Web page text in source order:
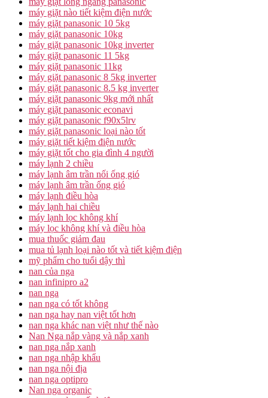
máy giặt nào tiết kiệm điện nước
máy giặt panasonic 10 5kg
máy giặt panasonic 10kg
máy giặt panasonic 10kg inverter
máy giặt panasonic 11 5kg
máy giặt panasonic 11kg
máy giặt panasonic 8 5kg inverter
máy giặt panasonic 8.5 kg inverter
máy giặt panasonic 9kg mới nhất
máy giặt panasonic econavi
máy giặt panasonic f90x5lrv
máy giặt panasonic loại nào tốt
máy giặt tiết kiệm điện nước
máy giặt tốt cho gia đình 4 người
máy lạnh 2 chiều
máy lạnh âm trần nối ống gió
máy lạnh âm trần ống gió
máy lạnh điều hòa
máy lạnh hai chiều
máy lạnh lọc không khí
máy lọc không khí và điều hòa
mua thuốc giảm đau
mua tủ lạnh loại nào tốt và tiết kiệm điện
mỹ phẩm cho tuổi dậy thì
nan của nga
nan infinipro a2
nan nga
nan nga có tốt không
nan nga hay nan việt tốt hơn
nan nga khác nan việt như thế nào
Nan Nga nắp vàng và nắp xanh
nan nga nắp xanh
nan nga nhập khẩu
nan nga nội địa
nan nga optipro
Nan nga organic